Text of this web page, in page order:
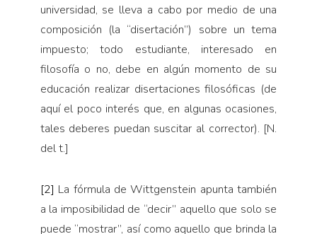
universidad, se lleva a cabo por medio de una
composición (la “disertación”) sobre un tema
impuesto; todo estudiante, interesado en
filosofía o no, debe en algún momento de su
educación realizar disertaciones filosóficas (de
aquí el poco interés que, en algunas ocasiones,
tales deberes puedan suscitar al corrector). [N.
del t.]
[2] La fórmula de Wittgenstein apunta también
a la imposibilidad de “decir” aquello que solo se
puede “mostrar”, así como aquello que brinda la